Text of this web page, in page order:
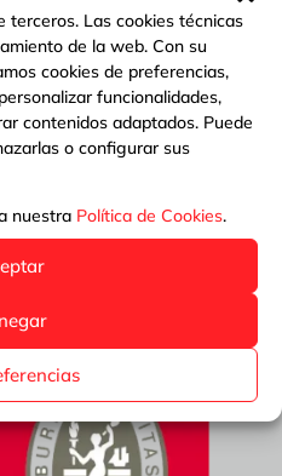
terceros. Las cookies técnicas
de la web. Con su
cookies de preferencias,
funcionalidades,
contenidos adaptados. Puede
o configurar sus
nuestra Política de Cookies.
echándole sal a la
o preguntas como
a la piscina?”. En...